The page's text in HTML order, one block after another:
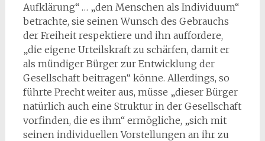
Aufklärung“ … „den Menschen als Individuum“
betrachte, sie seinen Wunsch des Gebrauchs
der Freiheit respektiere und ihn auffordere,
„die eigene Urteilskraft zu schärfen, damit er
als mündiger Bürger zur Entwicklung der
Gesellschaft beitragen“ könne. Allerdings, so
führte Precht weiter aus, müsse „dieser Bürger
natürlich auch eine Struktur in der Gesellschaft
vorfinden, die es ihm“ ermögliche, „sich mit
seinen individuellen Vorstellungen an ihr zu